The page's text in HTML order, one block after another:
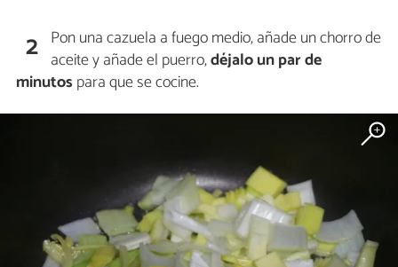
2 Pon una cazuela a fuego medio, añade un chorro de
aceite y añade el puerro,déjalo un par de
minutos para que se cocine.